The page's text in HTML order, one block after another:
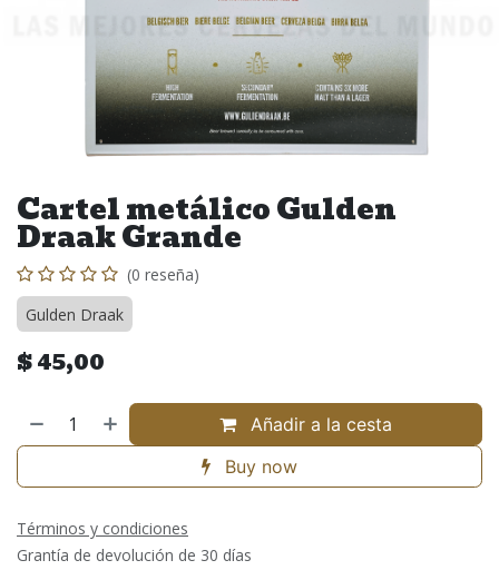
Cartel metálico Gulden
Draak Grande
(0 reseña)
Gulden Draak
$45,00
Añadir a la cesta
Buy now
Términos y condiciones
Grantía de devolución de 30 días